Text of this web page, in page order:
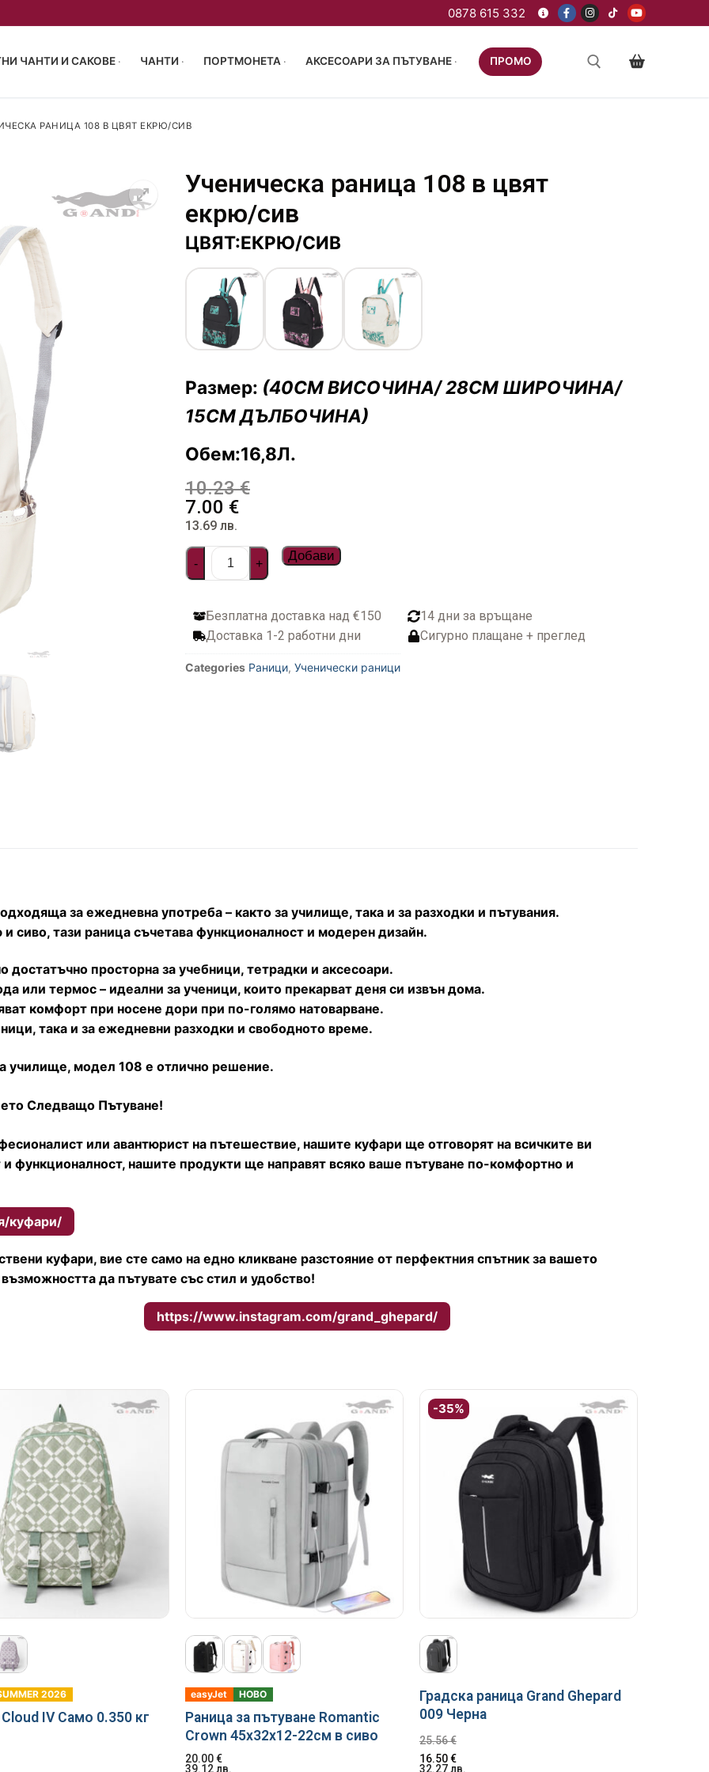
ЧАНТИ И САКОВЕ ЧАНТИ ПОРТМОНЕТА АКСЕСОАРИ ЗА ПЪТУВАНЕ ПРОМО
40/23 см
63-68см
77см
багаж 40x30x20
за пътуване
багаж 40x30x20
сакове
чанти
чантикожа
и водоустойчиви
и документи
пътуване
на куфари
пътнически бутилки
куфари
РАНИЦА 108 В ЦВЯТ ЕКРЮ/СИВ
Ученическа раница 108 в цвят
екрю/сив
ЦВЯТ:ЕКРЮ/СИВ
Размер: (40СМ ВИСОЧИНА/ 28СМ ШИРОЧИНА/
15СМ ДЪЛБОЧИНА)
Обем:16,8Л.
10.23€
7.00 €
13.69 лв.
- + Добави
Безплатна доставка над €150
14 дни за връщане
Доставка 1-2 работни дни
Сигурно плащане + преглед
Categories Раници, Ученически раници
за ежедневна употреба – както за училище, така и за разходки и пътувания.
сиво, тази раница съчетава функционалност и модерен дизайн.
достатъчно просторна за учебници, тетрадки и аксесоари.
или термос – идеални за ученици, които прекарват деня си извън дома.
комфорт при носене дори при по-голямо натоварване.
така и за ежедневни разходки и свободното време.
училище, модел 108 е отлично решение.
Следващо Пътуване!
или авантюрист на пътешествие, нашите куфари ще отговорят на всичките ви
функционалност, нашите продукти ще направят всяко ваше пътуване по-комфортно и
куфари/
куфари, вие сте само на едно кликване разстояние от перфектния спътник за вашето
да пътувате със стил и удобство!
https://www.instagram.com/grand_ghepard/
2026
IV Само 0.350 кг
easyJet НОВО
Раница за пътуване Romantic
Crown 45x32x12-22см в сиво
20.00€
39.12лв.
-35%
Градска раница Grand Ghepard
009 Черна
25.56€
16.50€
32.27лв.